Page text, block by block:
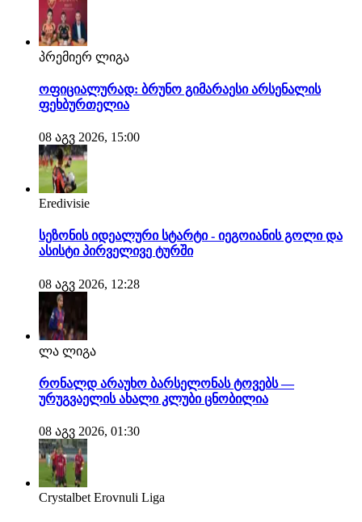
პრემიერ ლიგა
ოფიციალურად: ბრუნო გიმარაესი არსენალის
ფეხბურთელია
08 აგვ 2026, 15:00
Eredivisie
სეზონის იდეალური სტარტი - იეგოიანის გოლი და
ასისტი პირველივე ტურში
08 აგვ 2026, 12:28
ლა ლიგა
რონალდ არაუხო ბარსელონას ტოვებს —
ურუგვაელის ახალი კლუბი ცნობილია
08 აგვ 2026, 01:30
Crystalbet Erovnuli Liga